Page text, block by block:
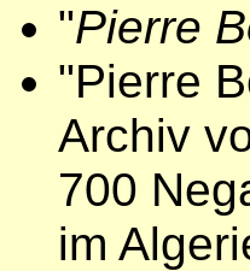
"Pierre
"Pierre
Archiv
700
im